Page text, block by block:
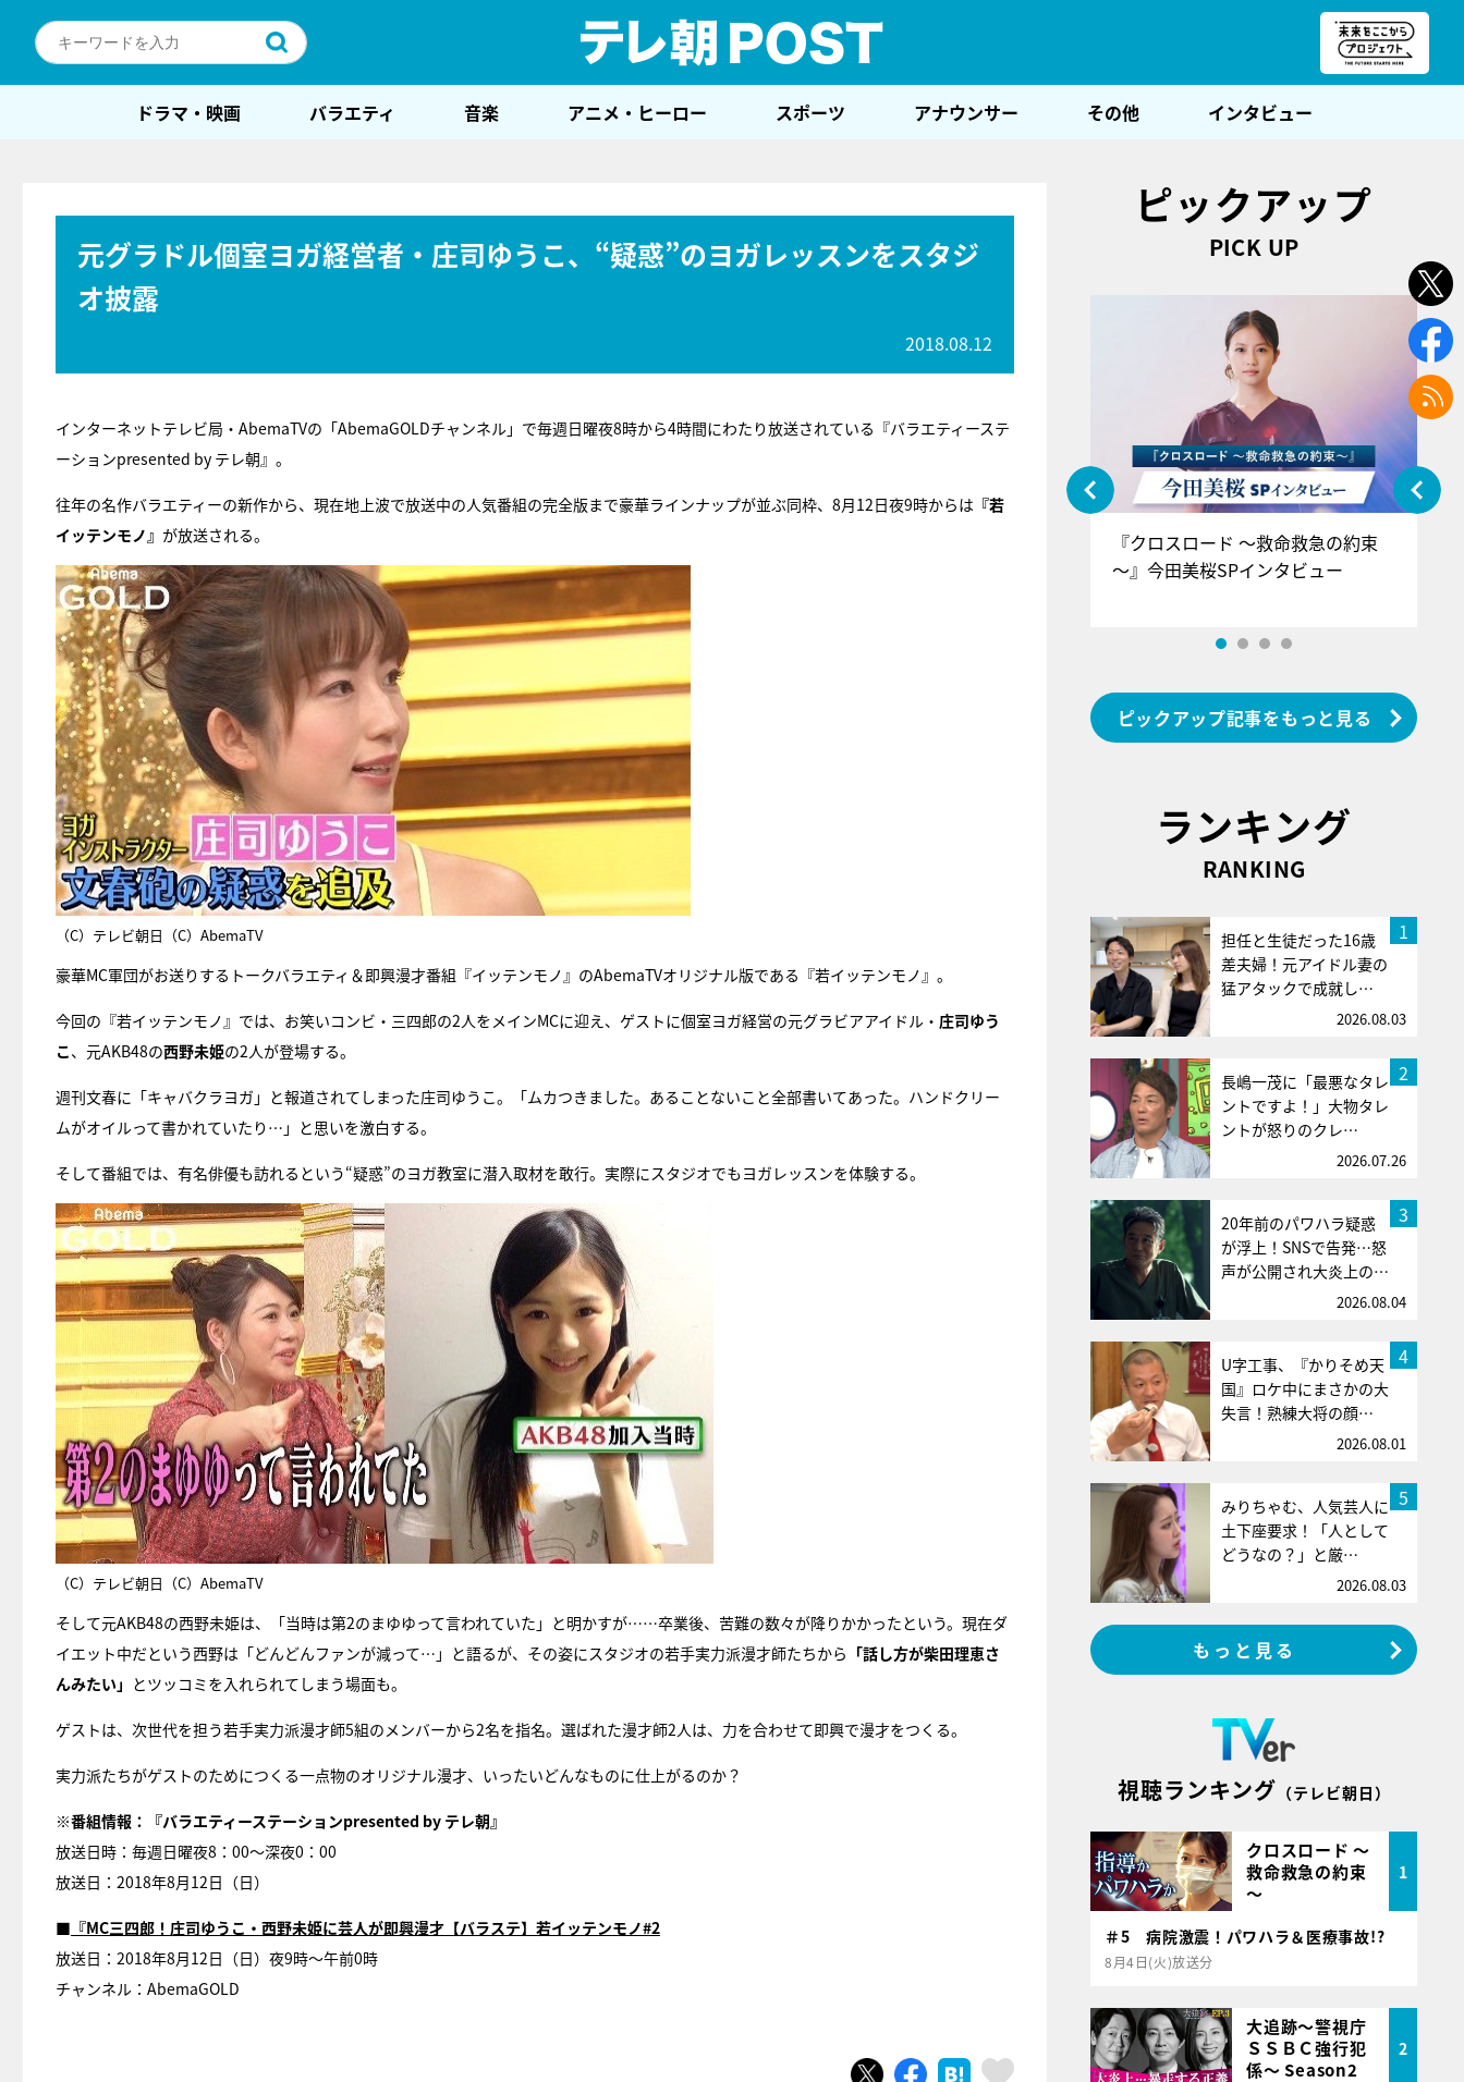
ドラマ・映画 バラエティ 音楽 アニメ・ヒーロー スポーツ アナウンサー その他 インタビュー
元グラドル個室ヨガ経営者・庄司ゆうこ、“疑惑”のヨガレッスンをスタジ
オ披露
2018.08.12
インターネットテレビ局・AbemaTVの「AbemaGOLDチャンネル」で毎週日曜夜8時から4時間にわたり放送されている『バラエティーステ
ーションpresented by テレ朝』。
往年の名作バラエティーの新作から、現在地上波で放送中の人気番組の完全版まで豪華ラインナップが並ぶ同枠、8月12日夜9時からは 『若
イッテンモノ』 が放送される。
（C）テレビ朝日（C）AbemaTV
豪華MC軍団がお送りするトークバラエティ＆即興漫才番組『イッテンモノ』のAbemaTVオリジナル版である『若イッテンモノ』。
今回の『若イッテンモノ』では、お笑いコンビ・三四郎の2人をメインMCに迎え、ゲストに個室ヨガ経営の元グラビアアイドル・ 庄司ゆう
こ、元AKB48の西野未姫の2人が登場する。
週刊文春に「キャバクラヨガ」と報道されてしまった庄司ゆうこ。「ムカつきました。あることないこと全部書いてあった。ハンドクリー
ムがオイルって書かれていたり…」と思いを激白する。
そして番組では、有名俳優も訪れるという“疑惑”のヨガ教室に潜入取材を敢行。実際にスタジオでもヨガレッスンを体験する。
（C）テレビ朝日（C）AbemaTV
そして元AKB48の西野未姫は、「当時は第2のまゆゆって言われていた」と明かすが……卒業後、苦難の数々が降りかかったという。現在ダ
イエット中だという西野は「どんどんファンが減って…」と語るが、その姿にスタジオの若手実力派漫才師たちから 「話し方が柴田理恵さ
んみたい」 とツッコミを入れられてしまう場面も。
ゲストは、次世代を担う若手実力派漫才師5組のメンバーから2名を指名。選ばれた漫才師2人は、力を合わせて即興で漫才をつくる。
実力派たちがゲストのためにつくる一点物のオリジナル漫才、いったいどんなものに仕上がるのか？
※番組情報：『バラエティーステーションpresented by テレ朝』
放送日時：毎週日曜夜8：00～深夜0：00
放送日：2018年8月12日（日）
■ 『MC三四郎！庄司ゆうこ・西野未姫に芸人が即興漫才【バラステ】若イッテンモノ#2
放送日：2018年8月12日（日）夜9時〜午前0時
チャンネル：AbemaGOLD
ツイートシェア はてブ スキボタン
ピックアップ
PICK UP
『クロスロード ～救命救急の約束
～』今田美桜SPインタビュー
ピックアップ記事をもっと見る
ランキング
RANKING
1
担任と生徒だった16歳
差夫婦！元アイドル妻の
猛アタックで成就し…
2026.08.03
2
長嶋一茂に「最悪なタレ
ントですよ！」大物タレ
ントが怒りのクレ…
2026.07.26
3
20年前のパワハラ疑惑
が浮上！SNSで告発…怒
声が公開され大炎上の…
2026.08.04
4
U字工事、『かりそめ天
国』ロケ中にまさかの大
失言！熟練大将の顔…
2026.08.01
5
みりちゃむ、人気芸人に
土下座要求！「人として
どうなの？」と厳…
2026.08.03
もっと見る
視聴ランキング （テレビ朝日）
クロスロード ～
救命救急の約束
～
1
＃5 病院激震！パワハラ＆医療事故!?
8月4日(火)放送分
大追跡～警視庁
ＳＳＢＣ強行犯
係～ Season2
2